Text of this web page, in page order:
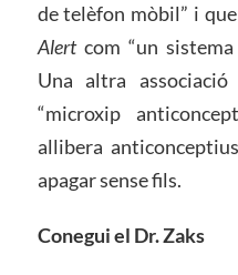
de telèfon mòbil” i
Alertcom “un sistema
Una altra
“microxip
allibera
apagar sense fils.
Conegui el Dr. Zaks